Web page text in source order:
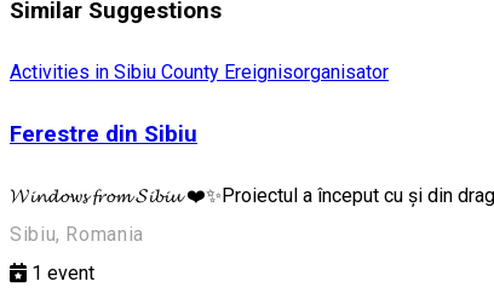
Similar Suggestions
Activities in Sibiu County Ereignisorganisator
Ferestre din Sibiu
𝓦𝓲𝓷𝓭𝓸𝔀𝓼 𝓯𝓻𝓸𝓶 𝓢𝓲𝓫𝓲𝓾 ❤️✨Proiectul a început cu și din
Sibiu, Romania
1 event